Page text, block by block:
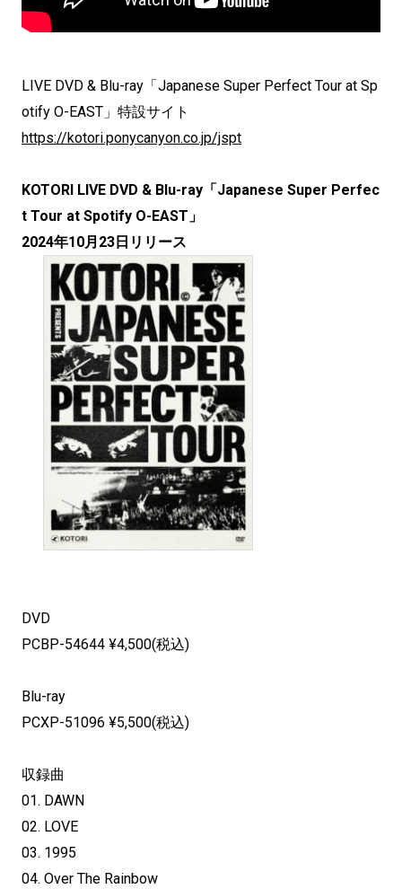
LIVE DVD & Blu-ray「Japanese Super Perfect Tour at Sp
otify O-EAST」特設サイト
https://kotori.ponycanyon.co.jp/jspt
KOTORI LIVE DVD & Blu-ray「Japanese Super Perfec
t Tour at Spotify O-EAST」
2024年10月23日リリース
DVD
PCBP-54644 ¥4,500(税込)
Blu-ray
PCXP-51096 ¥5,500(税込)
収録曲
01. DAWN
02. LOVE
03. 1995
04. Over The Rainbow